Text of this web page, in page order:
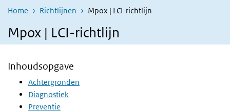
Home Richtlijnen Mpox | LCI-richtlijn
Mpox | LCI-richtlijn
Inhoudsopgave
Achtergronden
Diagnostiek
Preventie